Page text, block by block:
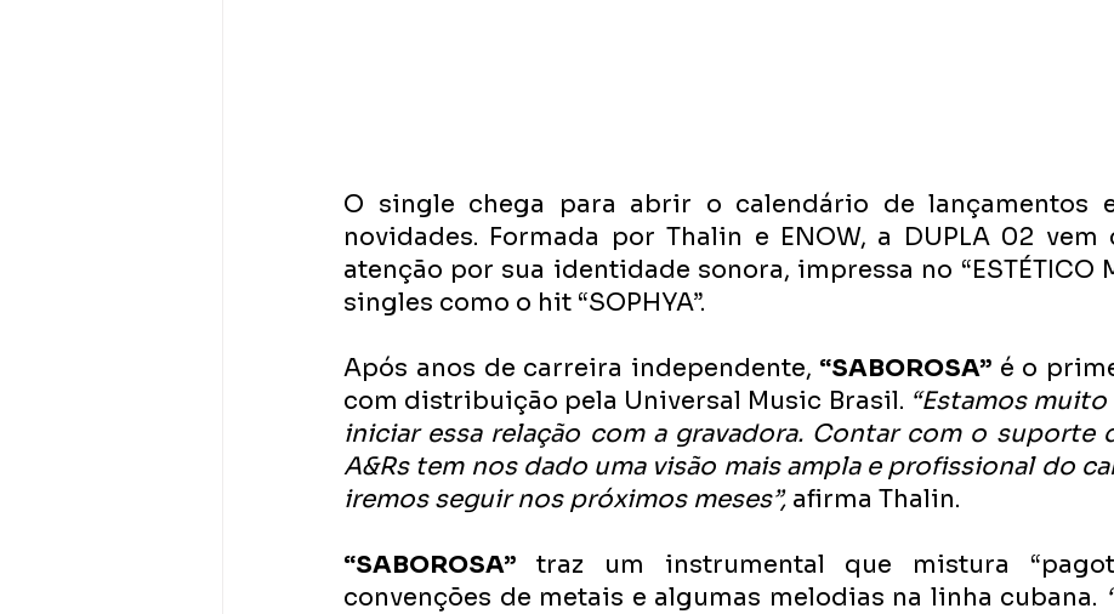
O single chega para abrir o calendário de lançamentos
novidades. Formada por Thalin e ENOW, a DUPLA 02 vem
atenção por sua identidade sonora, impressa no “ESTÉTICO
singles como o hit “SOPHYA”.
Após anos de carreira independente, “SABOROSA” é o
com distribuição pela Universal Music Brasil. “Estamos
iniciar essa relação com a gravadora. Contar com o suporte
A&Rs tem nos dado uma visão mais ampla e profissional do
iremos seguir nos próximos meses”, afirma Thalin.
“SABOROSA” traz um instrumental que mistura
convenções de metais e algumas melodias na linha cubana.